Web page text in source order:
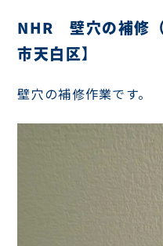
NHR 壁穴の補修
市天白区】
壁穴の補修作業です。